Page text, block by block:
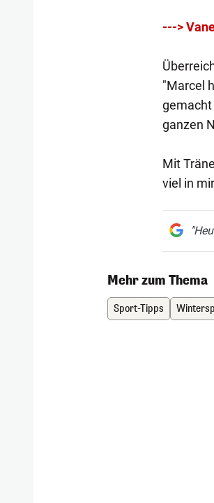
--->
"Marcel
gemacht
ganzen
Mit
viel in
Mehr zum Thema
Sport-Tipps